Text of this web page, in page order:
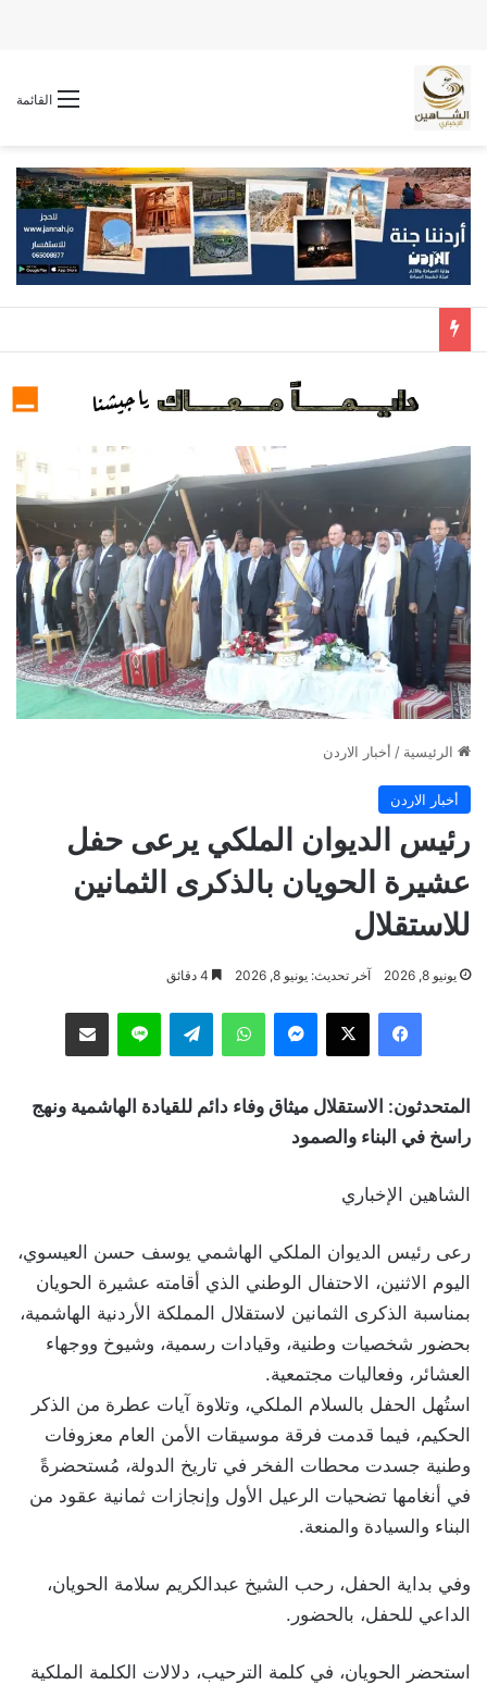
القائمة
الرئيسية / أخبار الاردن
أخبار الاردن
رئيس الديوان الملكي يرعى حفل
عشيرة الحويان بالذكرى الثمانين
للاستقلال
يونيو 8, 2026 آخر تحديث: يونيو 8, 2026
فيسبوك ‫X ماسنجر واتساب تيلقرام لاين مشاركة عبر البريد
المتحدثون: الاستقلال ميثاق وفاء دائم للقيادة الهاشمية ونهج
راسخ في البناء والصمود
الشاهين الإخباري
رعى رئيس الديوان الملكي الهاشمي يوسف حسن العيسوي،
اليوم الاثنين، الاحتفال الوطني الذي أقامته عشيرة الحويان
بمناسبة الذكرى الثمانين لاستقلال المملكة الأردنية الهاشمية،
بحضور شخصيات وطنية، وقيادات رسمية، وشيوخ ووجهاء
العشائر، وفعاليات مجتمعية.
استُهل الحفل بالسلام الملكي، وتلاوة آيات عطرة من الذكر
الحكيم، فيما قدمت فرقة موسيقات الأمن العام معزوفات
وطنية جسدت محطات الفخر في تاريخ الدولة، مُستحضرةً
في أنغامها تضحيات الرعيل الأول وإنجازات ثمانية عقود من
البناء والسيادة والمنعة.
وفي بداية الحفل، رحب الشيخ عبدالكريم سلامة الحويان،
الداعي للحفل، بالحضور.
استحضر الحويان، في كلمة الترحيب، دلالات الكلمة الملكية